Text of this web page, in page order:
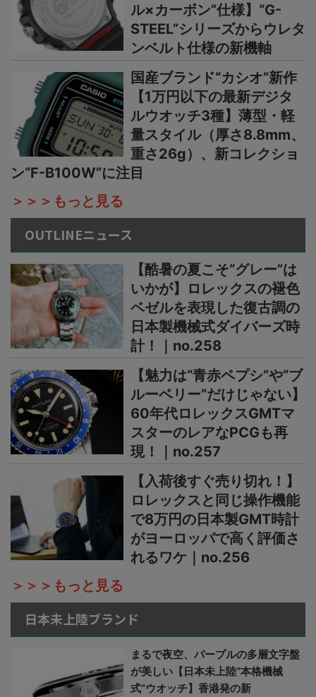
ル×カーボン”仕様】“G-
STEEL”シリーズからウレタ
ンベルト仕様の新機軸
国産ブランド“カシオ”新作
【1万円以下の最新デジタ
ルウオッチ3種】薄型・軽
量スタイル（厚さ8.8mm、
重さ26g）、新コレクショ
ン“F-B100W”に注目
＞＞＞もっと見る
OUTLINEニュース
【酷暑の夏こそ“グレー”は
いかが】ロレックスの褪色
ベゼルを表現した復古調の
日本製機械式ダイバーズ時
計！｜no.258
【魅力は“青赤ペプシ”や“ブ
ルーベリー”だけじゃない】
60年代ロレックスGMTマ
スターのレアなPCGも再
現！｜no.257
【入荷後すぐ売り切れ！】
ロレックスと同じ操作機能
で8万円の日本製GMT時計
がヨーロッパで高く評価さ
れるワケ｜no.256
＞＞＞もっと見る
日本未上陸ブランド
まるで夜空、パープルの多層文字盤
が美しい【日本未上陸“本格機械
式”ウオッチ】香港発の新